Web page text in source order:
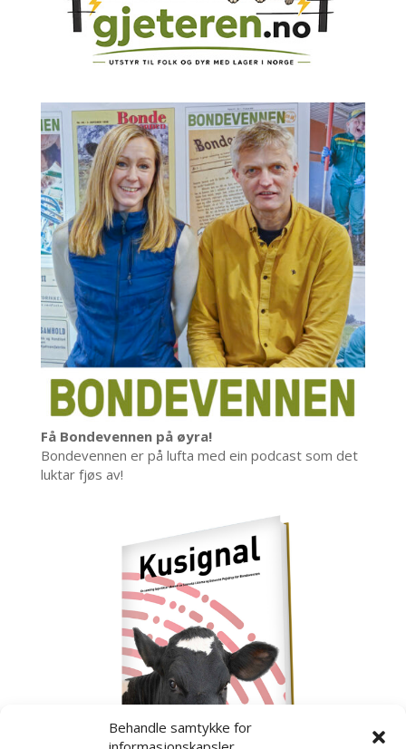
Behandle samtykke for
Få Bondevennen på øyra!
Bondevennen er på lufta med ein podcast som det
luktar fjøs av!